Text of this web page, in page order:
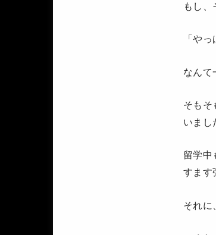
もし、
「や
なんて
そもそ
いまし
留学中
すます
それに